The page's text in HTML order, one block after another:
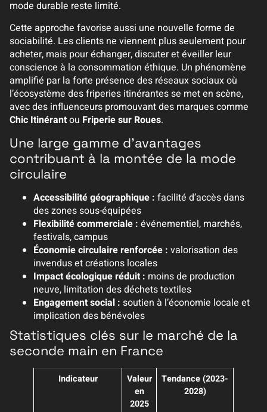
mode durable reste limité.
Cette approche favorise aussi une nouvelle forme de
sociabilité. Les clients ne viennent plus seulement pour
acheter, mais pour échanger, discuter et éveiller leur
conscience à la consommation éthique. Un phénomène
amplifié par la forte présence des réseaux sociaux où
l’écosystème des friperies itinérantes se met en scène,
avec des influenceurs promouvant des marques comme
Chic Itinérantou Friperie sur Roues.
Une large gamme d’avantages
contribuant à la montée de la mode
circulaire
Accessibilité géographique : facilité d’accès dans
des zones sous-équipées
Flexibilité commerciale : événementiel, marchés,
festivals, campus
Économie circulaire renforcée : valorisation des
invendus et créations locales
Impact écologique réduit : moins de production
neuve, limitation des déchets textiles
Engagement social : soutien à l’économie locale et
implication des bénévoles
Statistiques clés sur le marché de la
seconde main en France
Indicateur
Valeur
en
2025
Tendance (2023-
2028)